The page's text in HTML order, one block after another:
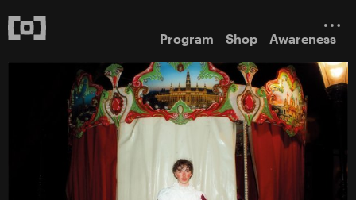
Program Shop Awareness